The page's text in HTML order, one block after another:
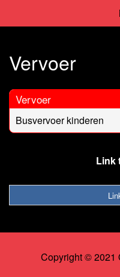
Vervoer
Vervoer
Busvervoer kinderen
Link
Copyright © 2021